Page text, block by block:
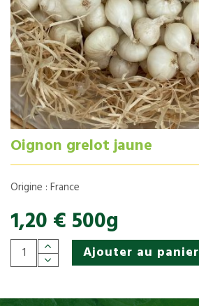
Oignon grelot jaune
Origine : France
1,20 € 500g
Ajouter au panier